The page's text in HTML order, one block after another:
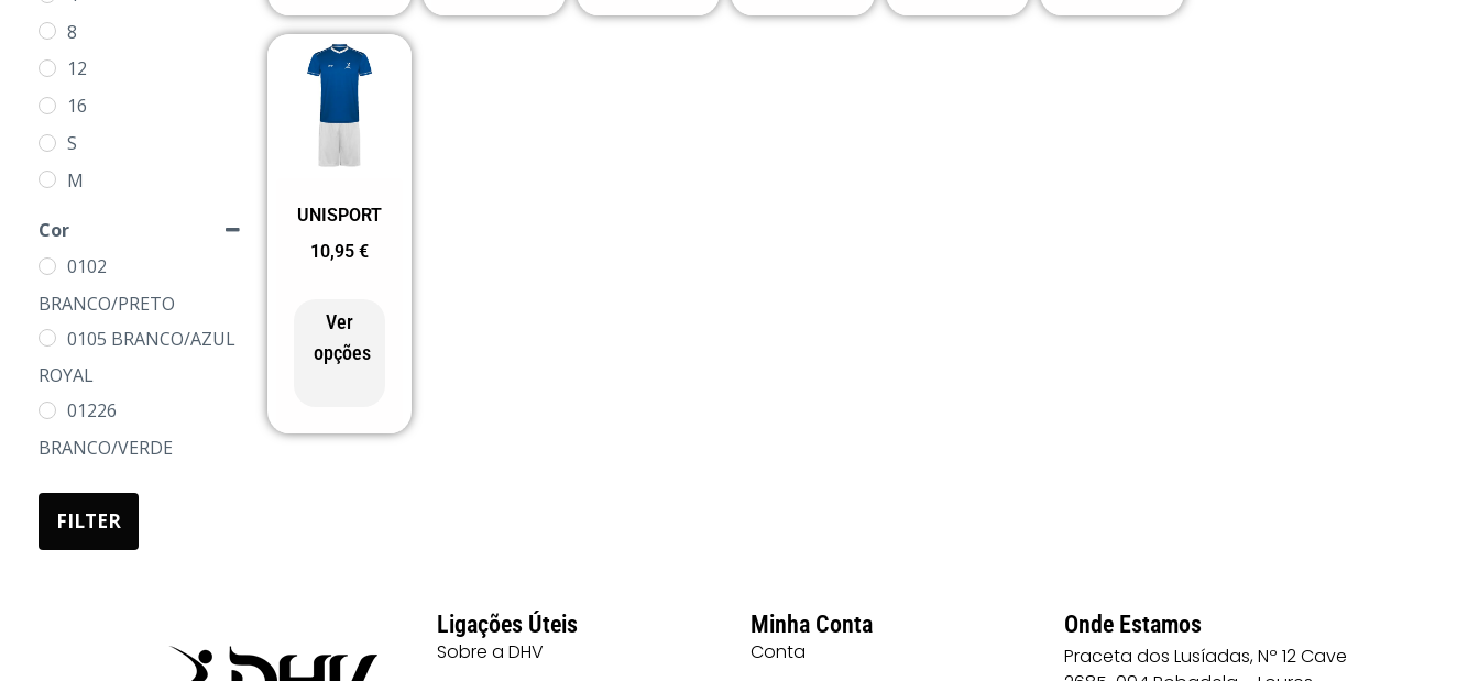
8
12
16
S
M
XL
2XL
3XL
Cor
0102
BRANCO/PRETO
0105 BRANCO/AZUL
ROYAL
01226
BRANCO/VERDE
BRANCO/MARINHO
0160
FILTER
UNISPORT
10,95 €
Ver
opções
Ligações Úteis
Sobre a DHV
Minha Conta
Conta
Onde Estamos
Praceta dos Lusíadas, Nº 12 Cave